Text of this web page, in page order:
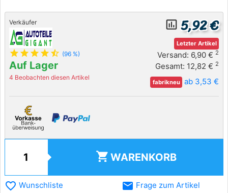
Verkäufer
star star star star star_half (96 %)
Auf Lager
4 Beobachten diesen Artikel
insert_chart_outlined 5,92 €
Letzter Artikel
Versand: 6,90 € 2
Gesamt: 12,82 € 2
fabrikneu ab 3,53 €
shopping_cart WARENKORB
favorite_border Wunschliste email Frage zum Artikel